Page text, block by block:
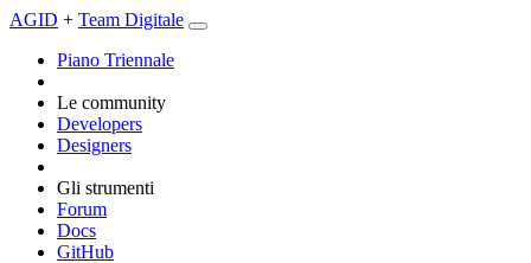
AGID + Team Digitale
Piano Triennale
Le community
Developers
Designers
Gli strumenti
Forum
Docs
GitHub